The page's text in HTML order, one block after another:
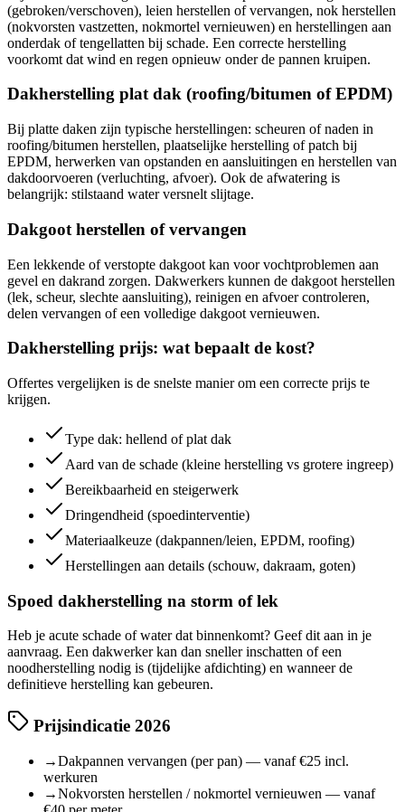
(gebroken/verschoven), leien herstellen of vervangen, nok herstellen
(nokvorsten vastzetten, nokmortel vernieuwen) en herstellingen aan
onderdak of tengellatten bij schade. Een correcte herstelling
voorkomt dat wind en regen opnieuw onder de pannen kruipen.
Dakherstelling plat dak (roofing/bitumen of EPDM)
Bij platte daken zijn typische herstellingen: scheuren of naden in
roofing/bitumen herstellen, plaatselijke herstelling of patch bij
EPDM, herwerken van opstanden en aansluitingen en herstellen van
dakdoorvoeren (verluchting, afvoer). Ook de afwatering is
belangrijk: stilstaand water versnelt slijtage.
Dakgoot herstellen of vervangen
Een lekkende of verstopte dakgoot kan voor vochtproblemen aan
gevel en dakrand zorgen. Dakwerkers kunnen de dakgoot herstellen
(lek, scheur, slechte aansluiting), reinigen en afvoer controleren,
delen vervangen of een volledige dakgoot vernieuwen.
Dakherstelling prijs: wat bepaalt de kost?
Offertes vergelijken is de snelste manier om een correcte prijs te
krijgen.
Type dak: hellend of plat dak
Aard van de schade (kleine herstelling vs grotere ingreep)
Bereikbaarheid en steigerwerk
Dringendheid (spoedinterventie)
Materiaalkeuze (dakpannen/leien, EPDM, roofing)
Herstellingen aan details (schouw, dakraam, goten)
Spoed dakherstelling na storm of lek
Heb je acute schade of water dat binnenkomt? Geef dit aan in je
aanvraag. Een dakwerker kan dan sneller inschatten of een
noodherstelling nodig is (tijdelijke afdichting) en wanneer de
definitieve herstelling kan gebeuren.
Prijsindicatie 2026
→Dakpannen vervangen (per pan) — vanaf €25 incl.
werkuren
→Nokvorsten herstellen / nokmortel vernieuwen — vanaf